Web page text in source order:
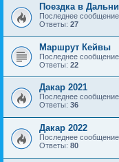
Поездка в
Последнее сообщение
Ответы: 27
Маршрут Кейвы
Последнее сообщение
Ответы: 22
Дакар 2021
Последнее сообщение
Ответы: 36
Дакар 2022
Последнее сообщение
Ответы: 80